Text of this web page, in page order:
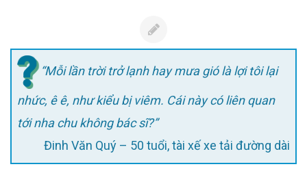
“Mỗi lần trời trở lạnh hay mưa gió là lợi tôi lại
nhức, ê ê, như kiểu bị viêm. Cái này có liên quan
tới nha chu không bác sĩ?”
Đinh Văn Quý – 50 tuổi, tài xế xe tải đường dài